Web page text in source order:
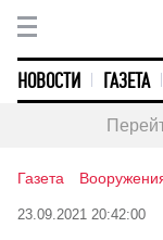
НОВОСТИ ГАЗЕТА
Газета
23.09.2021 20:42:00